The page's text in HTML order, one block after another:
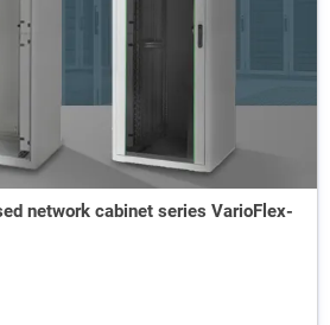
network cabinet series VarioFlex-